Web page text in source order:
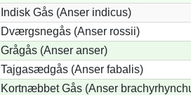
Indisk Gås (Anser indicus)
Dværgsnegås (Anser rossii)
Grågås (Anser anser)
Tajgasædgås (Anser fabalis)
Kortnæbbet Gås (Anser